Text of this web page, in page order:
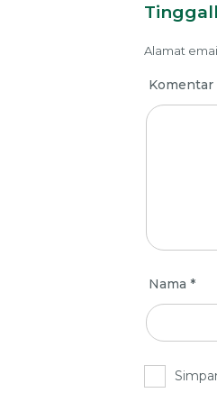
Alamat
Komentar
Nama *